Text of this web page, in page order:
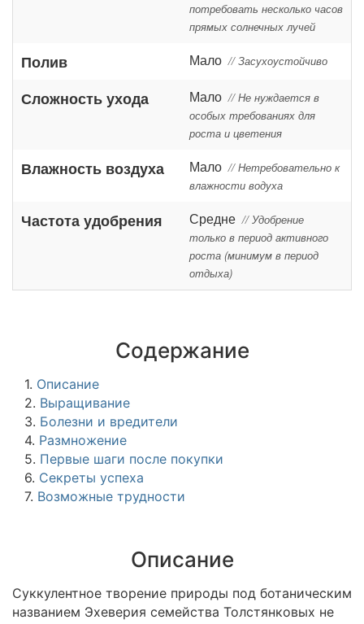
потребовать несколько часов
прямых солнечных лучей
Полив Мало // Засухоустойчиво
Сложность ухода Мало // Не нуждается в
особых требованиях для
роста и цветения
Влажность воздуха Мало // Нетребовательно к
влажности водуха
Частота удобрения Средне // Удобрение
только в период активного
роста (минимум в период
отдыха)
Содержание
1. Описание
2. Выращивание
3. Болезни и вредители
4. Размножение
5. Первые шаги после покупки
6. Секреты успеха
7. Возможные трудности
Описание
Суккулентное творение природы под ботаническим
названием Эхеверия семейства Толстянковых не